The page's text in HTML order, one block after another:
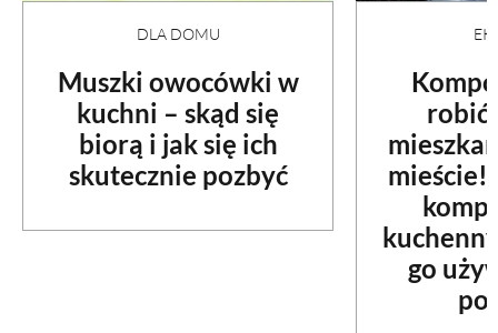
DLA DOMU
Muszki owocówki w
kuchni – skąd się
biorą i jak się ich
skutecznie pozbyć
robić
mieście!
go